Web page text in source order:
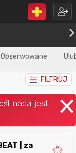
Obserwowane
FILTRUJ